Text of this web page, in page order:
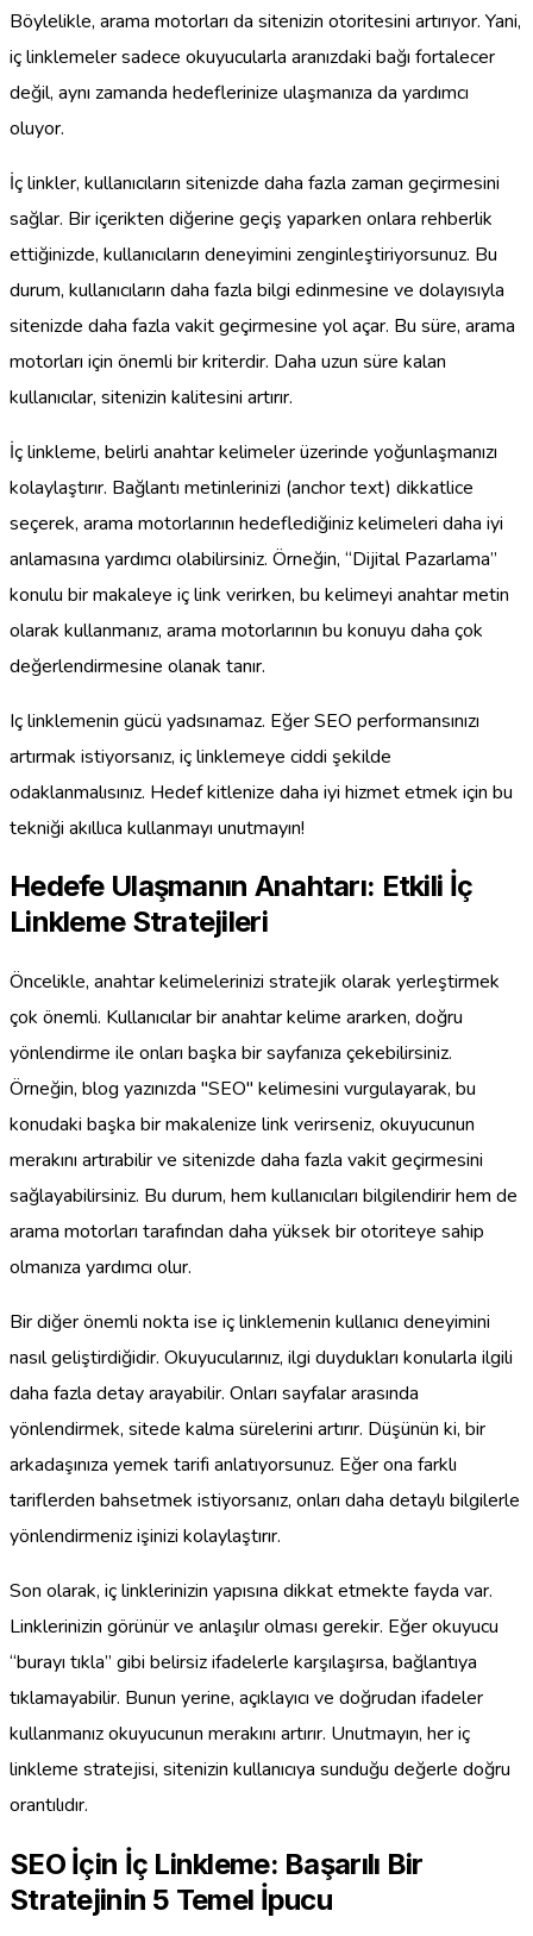
Böylelikle, arama motorları da sitenizin otoritesini artırıyor. Yani,
iç linklemeler sadece okuyucularla aranızdaki bağı fortalecer
değil, aynı zamanda hedeflerinize ulaşmanıza da yardımcı
oluyor.
İç linkler, kullanıcıların sitenizde daha fazla zaman geçirmesini
sağlar. Bir içerikten diğerine geçiş yaparken onlara rehberlik
ettiğinizde, kullanıcıların deneyimini zenginleştiriyorsunuz. Bu
durum, kullanıcıların daha fazla bilgi edinmesine ve dolayısıyla
sitenizde daha fazla vakit geçirmesine yol açar. Bu süre, arama
motorları için önemli bir kriterdir. Daha uzun süre kalan
kullanıcılar, sitenizin kalitesini artırır.
İç linkleme, belirli anahtar kelimeler üzerinde yoğunlaşmanızı
kolaylaştırır. Bağlantı metinlerinizi (anchor text) dikkatlice
seçerek, arama motorlarının hedeflediğiniz kelimeleri daha iyi
anlamasına yardımcı olabilirsiniz. Örneğin, “Dijital Pazarlama”
konulu bir makaleye iç link verirken, bu kelimeyi anahtar metin
olarak kullanmanız, arama motorlarının bu konuyu daha çok
değerlendirmesine olanak tanır.
Iç linklemenin gücü yadsınamaz. Eğer SEO performansınızı
artırmak istiyorsanız, iç linklemeye ciddi şekilde
odaklanmalısınız. Hedef kitlenize daha iyi hizmet etmek için bu
tekniği akıllıca kullanmayı unutmayın!
Hedefe Ulaşmanın Anahtarı: Etkili İç
Linkleme Stratejileri
Öncelikle, anahtar kelimelerinizi stratejik olarak yerleştirmek
çok önemli. Kullanıcılar bir anahtar kelime ararken, doğru
yönlendirme ile onları başka bir sayfanıza çekebilirsiniz.
Örneğin, blog yazınızda "SEO" kelimesini vurgulayarak, bu
konudaki başka bir makalenize link verirseniz, okuyucunun
merakını artırabilir ve sitenizde daha fazla vakit geçirmesini
sağlayabilirsiniz. Bu durum, hem kullanıcıları bilgilendirir hem de
arama motorları tarafından daha yüksek bir otoriteye sahip
olmanıza yardımcı olur.
Bir diğer önemli nokta ise iç linklemenin kullanıcı deneyimini
nasıl geliştirdiğidir. Okuyucularınız, ilgi duydukları konularla ilgili
daha fazla detay arayabilir. Onları sayfalar arasında
yönlendirmek, sitede kalma sürelerini artırır. Düşünün ki, bir
arkadaşınıza yemek tarifi anlatıyorsunuz. Eğer ona farklı
tariflerden bahsetmek istiyorsanız, onları daha detaylı bilgilerle
yönlendirmeniz işinizi kolaylaştırır.
Son olarak, iç linklerinizin yapısına dikkat etmekte fayda var.
Linklerinizin görünür ve anlaşılır olması gerekir. Eğer okuyucu
“burayı tıkla” gibi belirsiz ifadelerle karşılaşırsa, bağlantıya
tıklamayabilir. Bunun yerine, açıklayıcı ve doğrudan ifadeler
kullanmanız okuyucunun merakını artırır. Unutmayın, her iç
linkleme stratejisi, sitenizin kullanıcıya sunduğu değerle doğru
orantılıdır.
SEO İçin İç Linkleme: Başarılı Bir
Stratejinin 5 Temel İpucu